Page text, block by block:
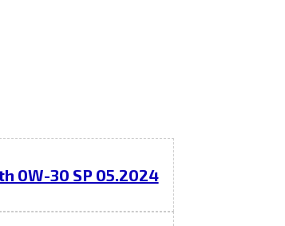
0W-30 SP 05.2024